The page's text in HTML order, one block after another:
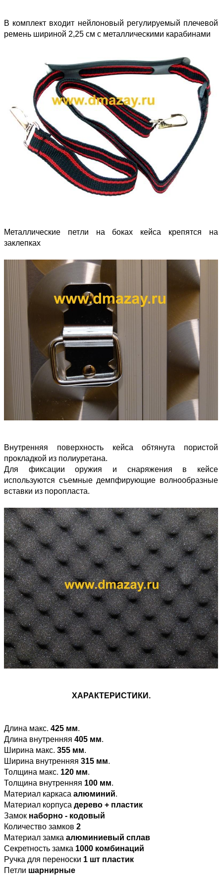
В комплект входит нейлоновый регулируемый плечевой
ремень шириной 2,25 см с металлическими карабинами
Металлические петли на боках кейса крепятся на
заклепках
Внутренняя поверхность кейса обтянута пористой
прокладкой из полиуретана.
Для фиксации оружия и снаряжения в кейсе
используются съемные демпфирующие волнообразные
вставки из поропласта.
ХАРАКТЕРИСТИКИ.
Длина макс. 425 мм.
Длина внутренняя 405 мм.
Ширина макс. 355 мм.
Ширина внутренняя 315 мм.
Толщина макс. 120 мм.
Толщина внутренняя 100 мм.
Материал каркаса алюминий.
Материал корпуса дерево + пластик
Замок наборно - кодовый
Количество замков 2
Материал замка алюминиевый сплав
Секретность замка 1000 комбинаций
Ручка для переноски 1 шт пластик
Петли шарнирные